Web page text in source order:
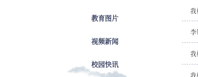
教育图片
视频新闻
校园快讯